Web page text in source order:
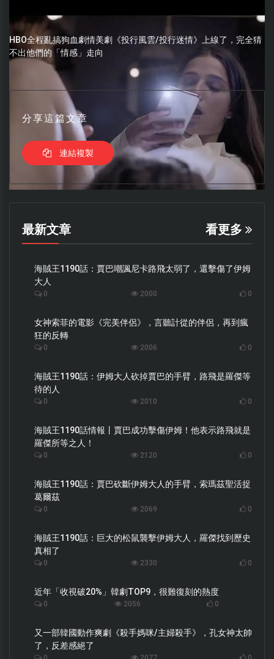
HBO全程亂搞狗血劇情美劇《投行風雲/投行迷情》上線了，完全猜
不出他們的「情感」走向
分享這篇文章
連結複製
最新文章 看更多
海賊王1190話：賈巴嘲諷尼卡路飛太弱了，還擊傷了伊姆
大人
0 2000 0
女神索菲的電影《完美伴侶》，言聽計從的伴侶，再到瘋
狂的反轉
0 2006 0
海賊王1190話：伊姆大人砍掉賈巴的手臂，路飛是羅傑等
待的人
0 2010 0
海賊王1190話情報丨賈巴成功擊傷伊姆！他表示路飛就是
羅傑所等之人！
0 2120 0
海賊王1190話：賈巴砍斷伊姆大人的手臂，索瑪茲聖活捉
葛爾茲
0 2069 0
海賊王1190話：巨大的松鼠襲擊伊姆大人，羅傑找到歷史
真相了
0 2330 0
近年「收視破20%」韓劇TOP9，很難復刻的熱度
0 2056 0
又一部韓國動作爽劇《殺手媽咪/主婦殺手》，孔女神太帥
了，反差感絕了